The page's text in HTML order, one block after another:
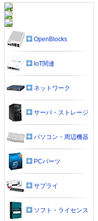
OpenBlocks
IoT関連
ネットワーク
サーバ・ストレージ
パソコン・周辺機器
PCパーツ
サプライ
ソフト・ライセンス